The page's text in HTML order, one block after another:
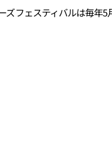
ズフェスティバルは毎年5